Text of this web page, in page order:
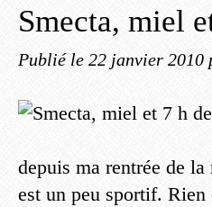
Smecta, miel
Publié le 22 janvier 2010
depuis ma rentrée de
est un peu sportif.